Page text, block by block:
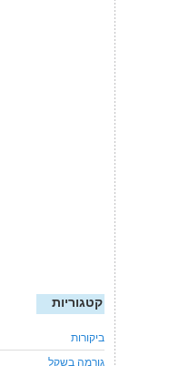
קטגוריות
ביקורות
גורמה בשקל